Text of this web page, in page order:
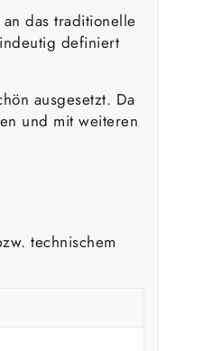
das traditionelle
definiert
ausgesetzt. Da
und mit weiteren
technischem